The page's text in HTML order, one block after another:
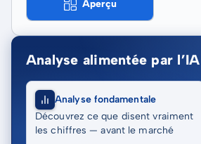
Aperçu
Analyse alimentée par l’IA
Analyse fondamentale
Découvrez ce que disent vraiment
les chiffres — avant le marché